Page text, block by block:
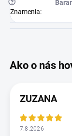
?
Znamenia:
ZUZANA
7.8.2026